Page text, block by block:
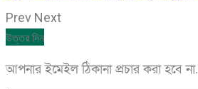
Prev Next
উত্তর দিন
আপনার ইমেইল ঠিকানা প্রচার করা হবে না.